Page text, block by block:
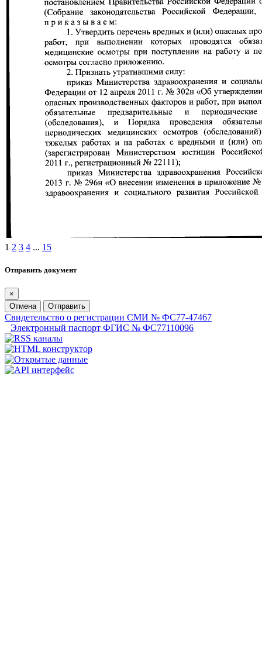
1 2 3 4 ... 15
Отправить документ
×
Отмена
Отправить
Свидетельство о регистрации СМИ № ФС77-47467
Электронный паспорт ФГИС № ФС77110096